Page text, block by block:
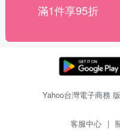
滿1件享95折
Yahoo台灣電子商務
客服中心 |